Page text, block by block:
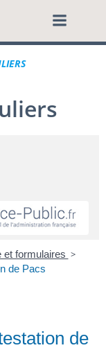
et formulaires >
de Pacs
de